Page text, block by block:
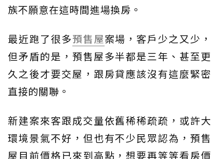
族不願意在這時間進場換房。
最近跑了很多預售屋案場，客戶少之又少，
但矛盾的是，預售屋多半都是三年、甚至更
久之後才要交屋，跟房貸應該沒有這麼緊密
直接的關聯。
新建案來客跟成交量依舊稀稀疏疏，或許大
環境景氣不好，但也有不少民眾認為，預售
屋目前價格已來到高點，想要再等等看房價